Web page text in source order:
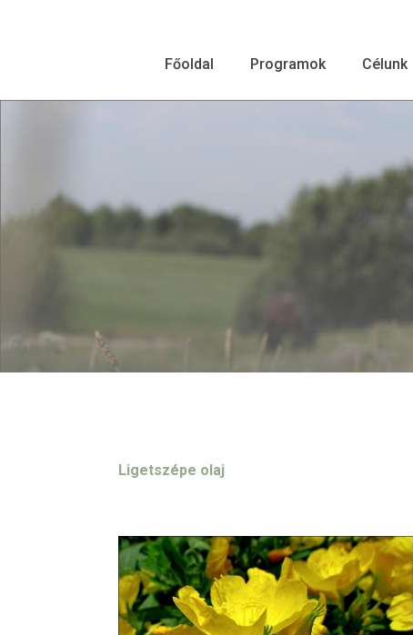
Főoldal Programok Célunk
Ligetszépe olaj